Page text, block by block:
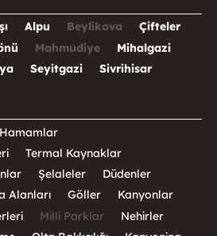
Alpu Beylikova
Çifteler
Mahmudiye
Mihalgazi
Seyitgazi Sivrihisar
Hamamlar
Termal Kaynaklar
Şelaleler
Düdenler
Alanları Göller
Kanyonlar
Milli Parklar
Nehirler